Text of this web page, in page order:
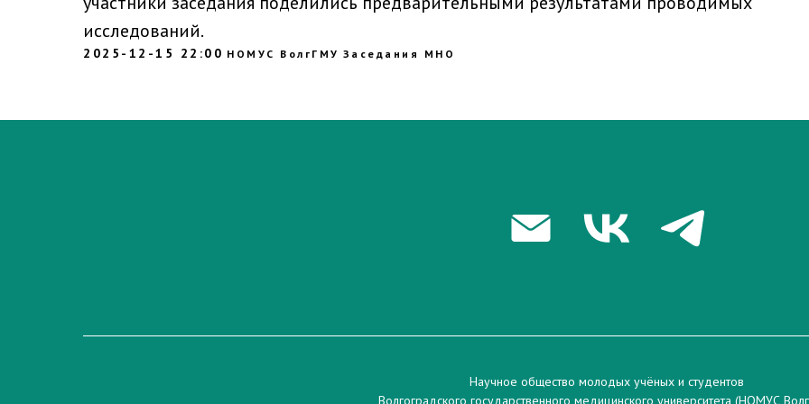
исследований.
2025-12-15 22:00 НОМУС ВолгГМУ Заседания МНО
Научное общество молодых учёных и студентов
Волгоградского государственного медицинского университета (НОМУС